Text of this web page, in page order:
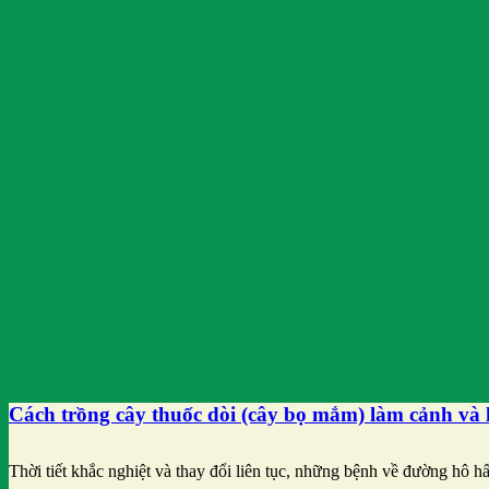
Cách trồng cây thuốc dòi (cây bọ mắm) làm cảnh và
Thời tiết khắc nghiệt và thay đổi liên tục, những bệnh về đường hô